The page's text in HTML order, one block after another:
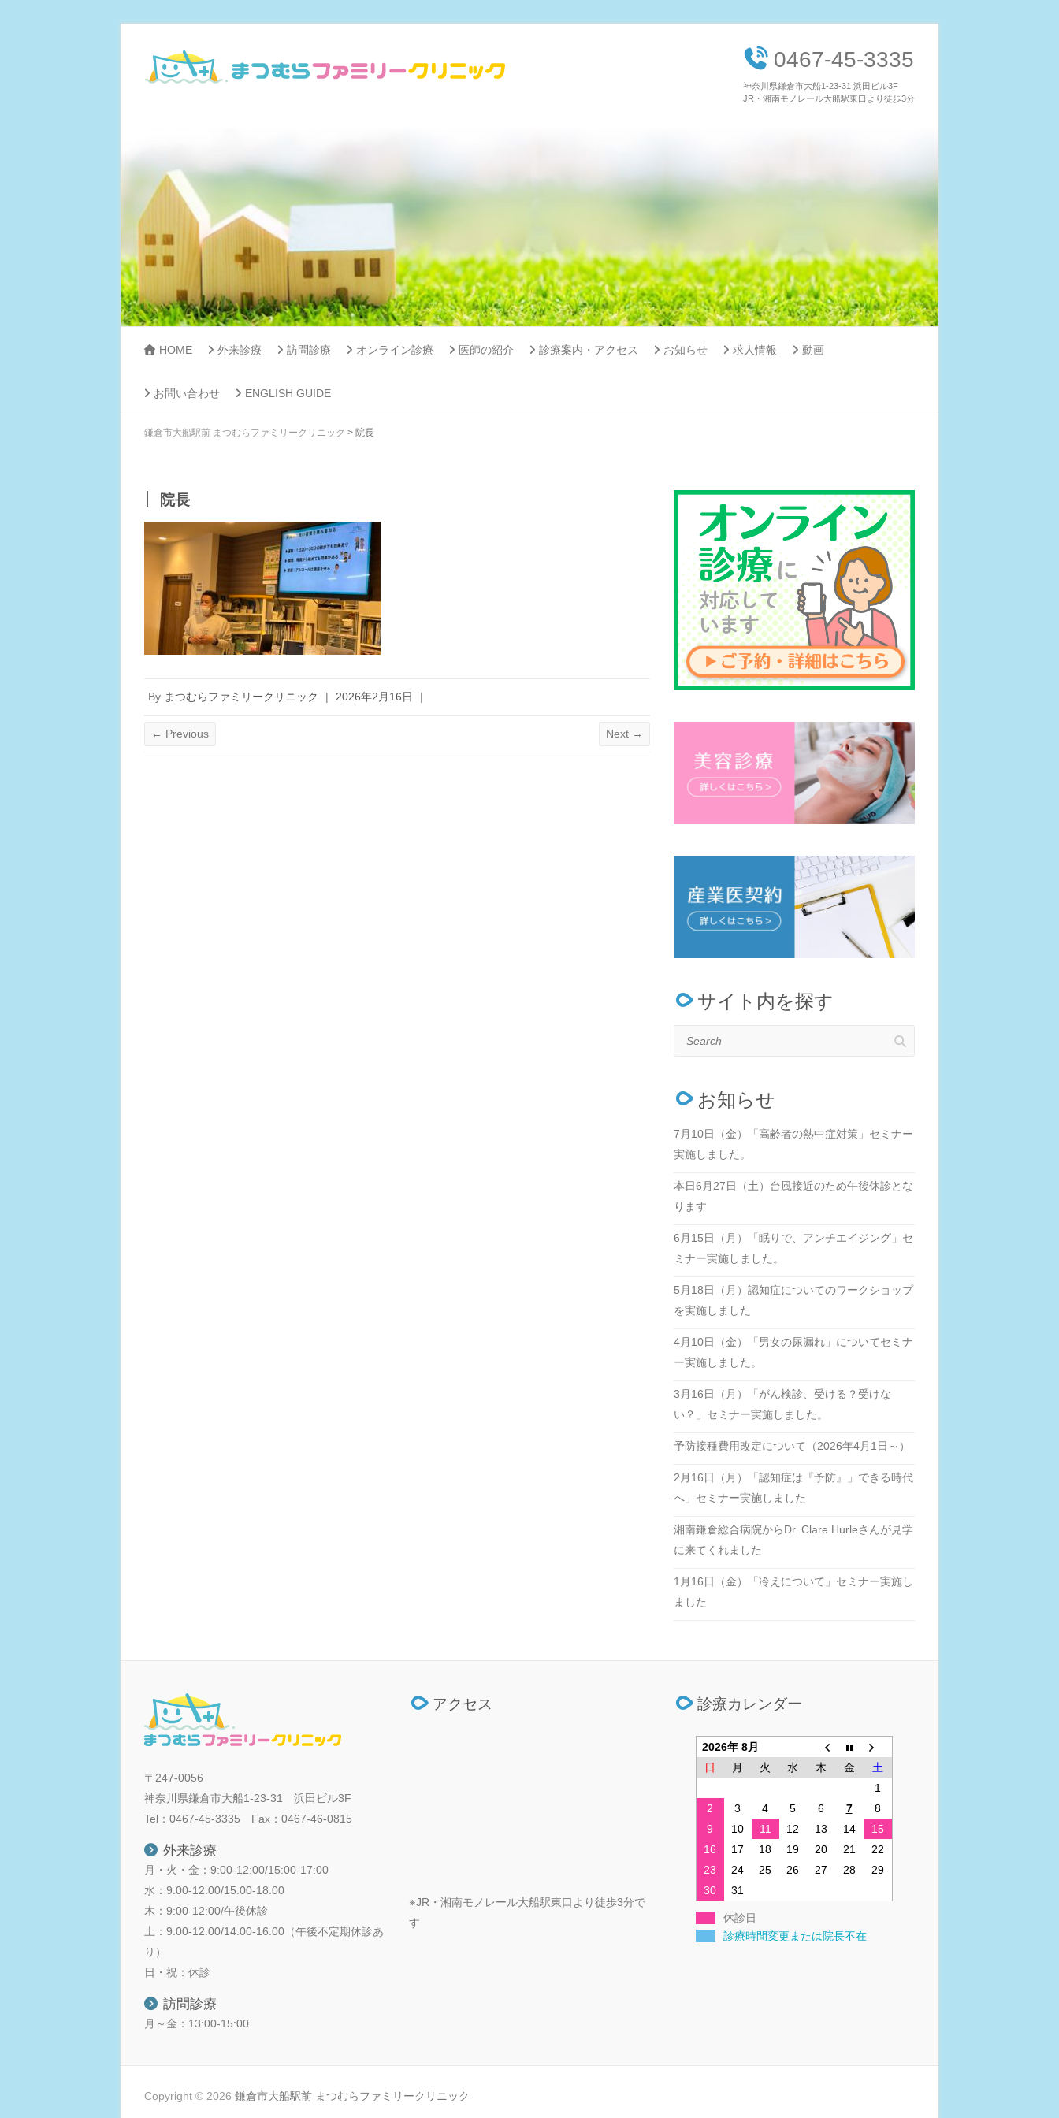
0467-45-3335
神奈川県鎌倉市大船1-23-31 浜田ビル3F
JR・湘南モノレール大船駅東口より徒歩3分
HOME 外来診療 訪問診療 オンライン診療 医師の紹介 診療案内・アクセス お知らせ 求人情報 動画
お問い合わせ ENGLISH GUIDE
鎌倉市大船駅前 まつむらファミリークリニック > 院長
院長
By まつむらファミリークリニック | 2026年2月16日 |
← Previous Next →
サイト内を探す
Search
お知らせ
7月10日（金）「高齢者の熱中症対策」セミナー
実施しました。
本日6月27日（土）台風接近のため午後休診とな
ります
6月15日（月）「眠りで、アンチエイジング」セ
ミナー実施しました。
5月18日（月）認知症についてのワークショップ
を実施しました
4月10日（金）「男女の尿漏れ」についてセミナ
ー実施しました。
3月16日（月）「がん検診、受ける？受けな
い？」セミナー実施しました。
予防接種費用改定について（2026年4月1日～）
2月16日（月）「認知症は『予防』」できる時代
へ」セミナー実施しました
湘南鎌倉総合病院からDr. Clare Hurleさんが見学
に来てくれました
1月16日（金）「冷えについて」セミナー実施し
ました
〒247-0056
神奈川県鎌倉市大船1-23-31 浜田ビル3F
Tel：0467-45-3335 Fax：0467-46-0815
外来診療
月・火・金：9:00-12:00/15:00-17:00
水：9:00-12:00/15:00-18:00
木：9:00-12:00/午後休診
土：9:00-12:00/14:00-16:00（午後不定期休診あ
り）
日・祝：休診
訪問診療
月～金：13:00-15:00
アクセス
※JR・湘南モノレール大船駅東口より徒歩3分で
す
診療カレンダー
2026年 8月
日
月 火 水 木 金
土
1
2
3 4 5 6 7
8
9
10 11 12 13 14
15
16
17 18 19 20 21
22
23
24 25 26 27 28
29
30
31
休診日
診療時間変更または院長不在
Copyright © 2026 鎌倉市大船駅前 まつむらファミリークリニック